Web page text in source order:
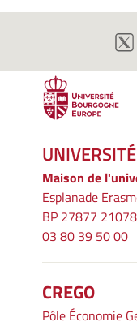
Maison de
Esplanade
BP 27877 21078
03 80 39 50 00
CREGO
Pôle Économie